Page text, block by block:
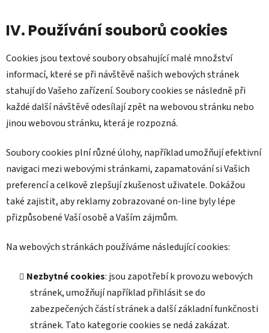
IV. Používání souborů cookies
Cookies jsou textové soubory obsahující malé množství
informací, které se při návštěvě našich webových stránek
stahují do Vašeho zařízení. Soubory cookies se následně při
každé další návštěvě odesílají zpět na webovou stránku nebo
jinou webovou stránku, která je rozpozná.
Soubory cookies plní různé úlohy, například umožňují efektivní
navigaci mezi webovými stránkami, zapamatování si Vašich
preferencí a celkově zlepšují zkušenost uživatele. Dokážou
také zajistit, aby reklamy zobrazované on-line byly lépe
přizpůsobené Vaší osobě a Vaším zájmům.
Na webových stránkách používáme následující cookies:
Nezbytné cookies: jsou zapotřebí k provozu webových
stránek, umožňují například přihlásit se do
zabezpečených částí stránek a další základní funkčnosti
stránek. Tato kategorie cookies se nedá zakázat.